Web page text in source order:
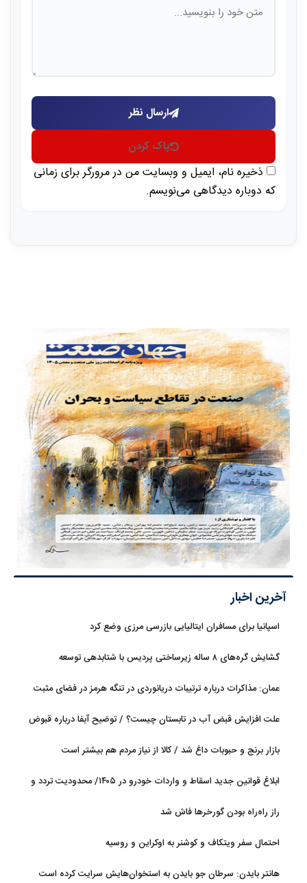
ارسال نظر
پاک کردن
ذخیره نام، ایمیل و وبسایت من در مرورگر برای زمانی
که دوباره دیدگاهی می‌نویسم.
آخرین اخبار
اسپانیا برای مسافران ایتالیایی بازرسی مرزی وضع کرد
گشایش گره‌های ۸ ساله زیرساختی پردیس با شتابدهی توسعه
عمان: مذاکرات درباره ترتیبات دریانوردی در تنگه هرمز در فضای مثبت
علت افزایش قبض آب در تابستان چیست؟ / توضیح آبفا درباره قبوض
بازار برنج و حبوبات داغ شد / کالا از نیاز مردم هم بیشتر است
ابلاغ قوانین جدید اسقاط و واردات خودرو در ۱۴۰۵/ محدودیت تردد و
راز راه‌راه بودن گورخرها فاش شد
احتمال سفر ویتکاف و کوشنر به اوکراین و روسیه
هانتر بایدن: سرطان جو بایدن به استخوان‌هایش سرایت کرده است